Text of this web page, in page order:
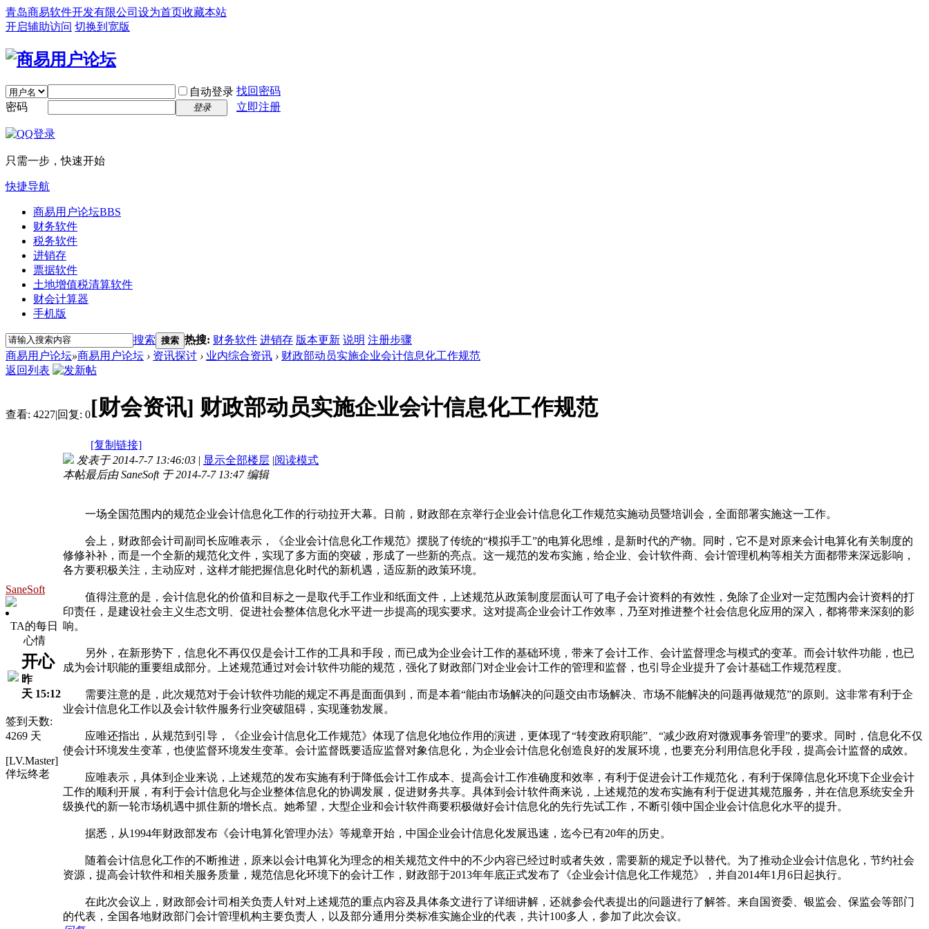
青岛商易软件开发有限公司 设为首页收藏本站
开启辅助访问 切换到宽版
自动登录 找回密码
密码
登录 立即注册
只需一步，快速开始
快捷导航
商易用户论坛BBS
财务软件
税务软件
进销存
票据软件
土地增值税清算软件
财会计算器
手机版
搜索 搜索 热搜: 财务软件 进销存 版本更新 说明 注册步骤
商易用户论坛»商易用户论坛 › 资讯探讨 › 业内综合资讯 › 财政部动员实施企业会计信息化工作规范
返回列表
查看: 4227|回复: 0[财会资讯] 财政部动员实施企业会计信息化工作规范
[复制链接]
SaneSoft
TA的每日
心情
开心
昨
天 15:12
签到天数:
4269 天
[LV.Master]
伴坛终老
发表于 2014-7-7 13:46:03 | 显示全部楼层 |阅读模式
本帖最后由 SaneSoft 于 2014-7-7 13:47 编辑
一场全国范围内的规范企业会计信息化工作的行动拉开大幕。日前，财政部在京举行企业会计信息化工作规范实施动员暨培训会，全面部署实施这一工作。
会上，财政部会计司副司长应唯表示，《企业会计信息化工作规范》摆脱了传统的“模拟手工”的电算化思维，是新时代的产物。同时，它不是对原来会计电算化有关制度的
修修补补，而是一个全新的规范化文件，实现了多方面的突破，形成了一些新的亮点。这一规范的发布实施，给企业、会计软件商、会计管理机构等相关方面都带来深远影响，
各方要积极关注，主动应对，这样才能把握信息化时代的新机遇，适应新的政策环境。
值得注意的是，会计信息化的价值和目标之一是取代手工作业和纸面文件，上述规范从政策制度层面认可了电子会计资料的有效性，免除了企业对一定范围内会计资料的打
印责任，是建设社会主义生态文明、促进社会整体信息化水平进一步提高的现实要求。这对提高企业会计工作效率，乃至对推进整个社会信息化应用的深入，都将带来深刻的影
响。
另外，在新形势下，信息化不再仅仅是会计工作的工具和手段，而已成为企业会计工作的基础环境，带来了会计工作、会计监督理念与模式的变革。而会计软件功能，也已
成为会计职能的重要组成部分。上述规范通过对会计软件功能的规范，强化了财政部门对企业会计工作的管理和监督，也引导企业提升了会计基础工作规范程度。
需要注意的是，此次规范对于会计软件功能的规定不再是面面俱到，而是本着“能由市场解决的问题交由市场解决、市场不能解决的问题再做规范”的原则。这非常有利于企
业会计信息化工作以及会计软件服务行业突破阻碍，实现蓬勃发展。
应唯还指出，从规范到引导，《企业会计信息化工作规范》体现了信息化地位作用的演进，更体现了“转变政府职能”、“减少政府对微观事务管理”的要求。同时，信息化不仅
使会计环境发生变革，也使监督环境发生变革。会计监督既要适应监督对象信息化，为企业会计信息化创造良好的发展环境，也要充分利用信息化手段，提高会计监督的成效。
应唯表示，具体到企业来说，上述规范的发布实施有利于降低会计工作成本、提高会计工作准确度和效率，有利于促进会计工作规范化，有利于保障信息化环境下企业会计
工作的顺利开展，有利于会计信息化与企业整体信息化的协调发展，促进财务共享。具体到会计软件商来说，上述规范的发布实施有利于促进其规范服务，并在信息系统安全升
级换代的新一轮市场机遇中抓住新的增长点。她希望，大型企业和会计软件商要积极做好会计信息化的先行先试工作，不断引领中国企业会计信息化水平的提升。
据悉，从1994年财政部发布《会计电算化管理办法》等规章开始，中国企业会计信息化发展迅速，迄今已有20年的历史。
随着会计信息化工作的不断推进，原来以会计电算化为理念的相关规范文件中的不少内容已经过时或者失效，需要新的规定予以替代。为了推动企业会计信息化，节约社会
资源，提高会计软件和相关服务质量，规范信息化环境下的会计工作，财政部于2013年年底正式发布了《企业会计信息化工作规范》，并自2014年1月6日起执行。
在此次会议上，财政部会计司相关负责人针对上述规范的重点内容及具体条文进行了详细讲解，还就参会代表提出的问题进行了解答。来自国资委、银监会、保监会等部门
的代表，全国各地财政部门会计管理机构主要负责人，以及部分通用分类标准实施企业的代表，共计100多人，参加了此次会议。